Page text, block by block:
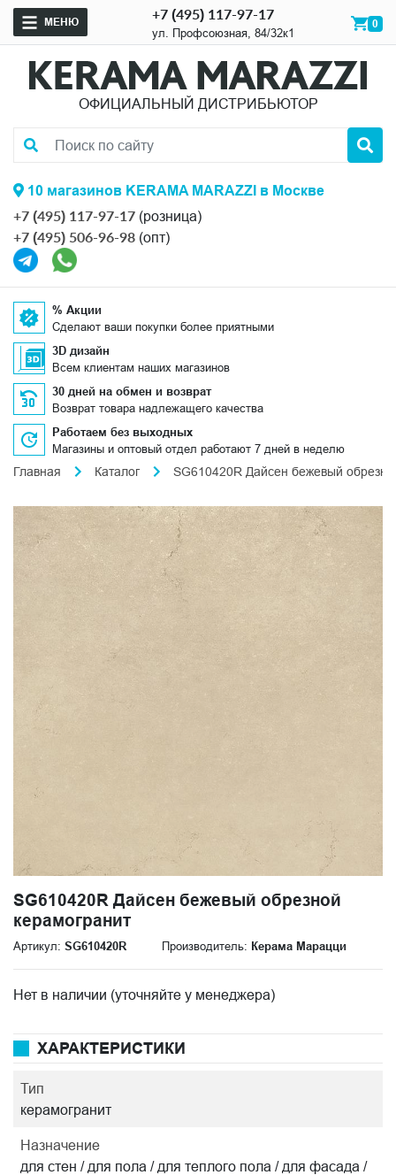
МЕНЮ +7 (495) 117-97-17
ул. Профсоюзная, 84/32к1
0
ОФИЦИАЛЬНЫЙ ДИСТРИБЬЮТОР
10 магазинов KERAMA MARAZZI в Москве
+7 (495) 117-97-17 (розница)
+7 (495) 506-96-98 (опт)
% Акции
Сделают ваши покупки более приятными
3D дизайн
Всем клиентам наших магазинов
30 дней на обмен и возврат
Возврат товара надлежащего качества
Работаем без выходных
Магазины и оптовый отдел работают 7 дней в неделю
Главная
Каталог SG610420R Дайсен бежевый
SG610420R Дайсен бежевый обрезной
керамогранит
Артикул: SG610420R Производитель: Керама Марацци
Нет в наличии (уточняйте у менеджера)
ХАРАКТЕРИСТИКИ
Тип
керамогранит
Назначение
для стен / для пола / для теплого пола / для фасада /